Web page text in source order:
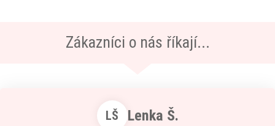
Zákazníci o nás říkají...
LŠ Lenka Š.